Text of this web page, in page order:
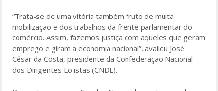
“Trata-se de uma vitória também fruto de muita
mobilização e dos trabalhos da frente parlamentar do
comércio. Assim, fazemos justiça com aqueles que geram
emprego e giram a economia nacional”, avaliou José
César da Costa, presidente da Confederação Nacional
dos Dirigentes Lojistas (CNDL).